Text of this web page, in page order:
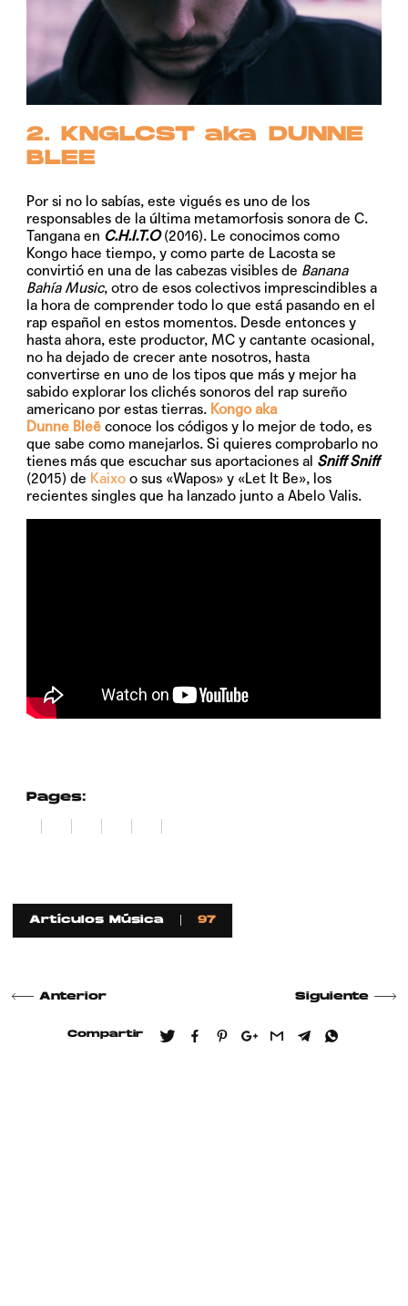
2. KNGLCST aka DUNNE
BLEE
Por si no lo sabías, este vigués es uno de los
responsables de la última metamorfosis sonora de C.
Tangana en C.H.I.T.O(2016). Le conocimos como
Kongo hace tiempo, y como parte de Lacosta se
convirtió en una de las cabezas visibles de Banana
Bahía Music, otro de esos colectivos imprescindibles a
la hora de comprender todo lo que está pasando en el
rap español en estos momentos. Desde entonces y
hasta ahora, este productor, MC y cantante ocasional,
no ha dejado de crecer ante nosotros, hasta
convertirse en uno de los tipos que más y mejor ha
sabido explorar los clichés sonoros del rap sureño
americano por estas tierras. Kongo aka
Dunne Bleē conoce los códigos y lo mejor de todo, es
que sabe como manejarlos. Si quieres comprobarlo no
tienes más que escuchar sus aportaciones al Sniff Sniff
(2015) de Kaixo o sus «Wapos» y «Let It Be», los
recientes singles que ha lanzado junto a Abelo Valis.
Pages:
2 3 4 5
Artículos Música 97
Anterior Siguiente
Compartir